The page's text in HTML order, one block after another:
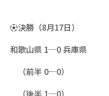
⚽決勝（8月17日）
和歌山県 1─0 兵庫県
（前半 0─0）
（後半 1─0）